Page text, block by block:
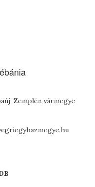
Zemplén vármegye